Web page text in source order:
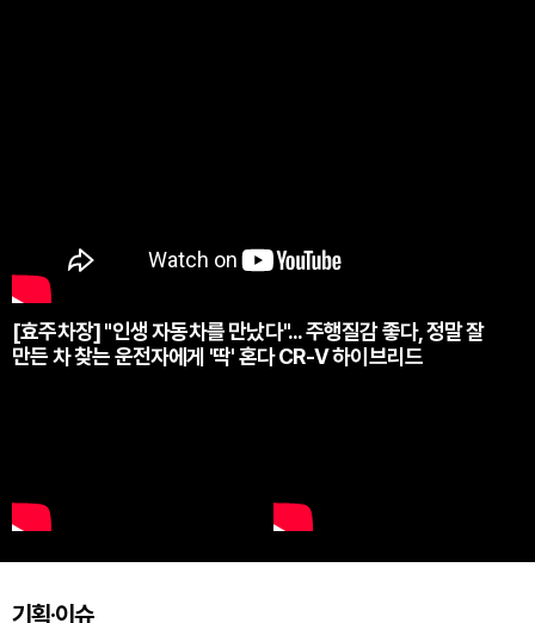
[효주차장] "인생 자동차를 만났다"... 주행질감 좋다, 정말 잘
만든 차 찾는 운전자에게 '딱' 혼다 CR-V 하이브리드
기획·이슈